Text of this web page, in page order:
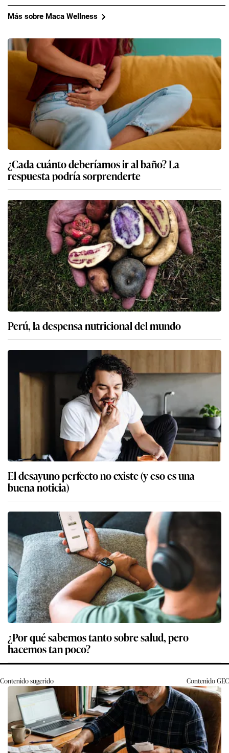
Más sobre Maca Wellness
¿Cada cuánto deberíamos ir al baño? La
respuesta podría sorprenderte
Perú, la despensa nutricional del mundo
El desayuno perfecto no existe (y eso es una
buena noticia)
¿Por qué sabemos tanto sobre salud, pero
hacemos tan poco?
Contenido sugerido ContenidoGEC